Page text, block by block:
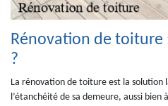
Rénovation de
?
La rénovation de toiture est la solution
l’étanchéité de sa demeure, aussi bien